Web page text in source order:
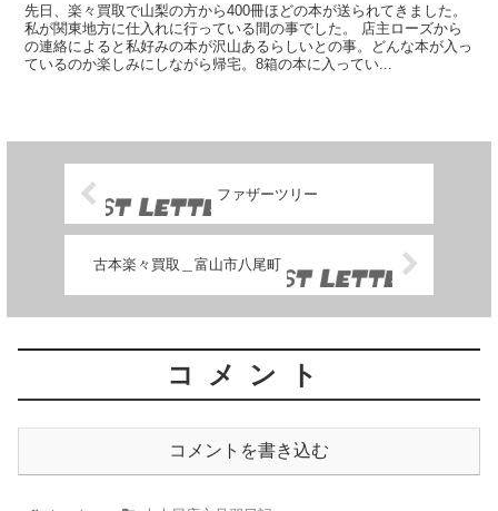
先日、楽々買取で山梨の方から400冊ほどの本が送られてきました。
私が関東地方に仕入れに行っている間の事でした。 店主ローズから
の連絡によると私好みの本が沢山あるらしいとの事。どんな本が入っ
ているのか楽しみにしながら帰宅。8箱の本に入ってい...
ファザーツリー
古本楽々買取＿富山市八尾町
コメント
コメントを書き込む